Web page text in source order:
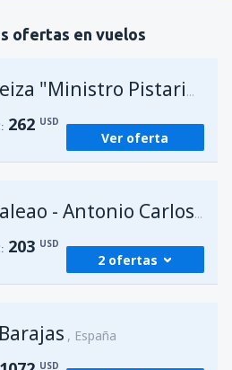
ofertas en vuelos
Buenos Aires Ezeiza "Ministro Pistarini"
262 USD
Ver oferta
Río de Janeiro Galeao - Antonio Carlos Jobim
203 USD
2 ofertas
USD España
USD